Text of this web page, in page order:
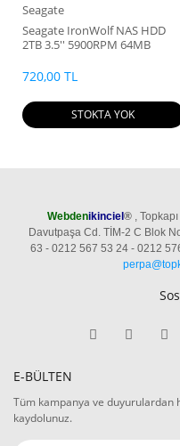
Seagate
Seagate IronWolf NAS HDD
2TB 3.5'' 5900RPM 64MB
ST2000VN004
720,00 TL
STOKTA YOK
Webdenikinciel®,
Davutpaşa Cd. TİM-2 C Blok
63 - 0212 567 53 24 - 0212
E-BÜLTEN
Tüm kampanya ve
kaydolunuz.